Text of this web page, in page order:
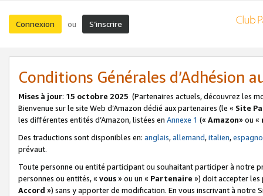
Connexion ou S’inscrire
Conditions Générales d’Adhésion
Mises à jour: 15 octobre 2025 (Partenaires actuels, découvrez les
Bienvenue sur le site Web d’Amazon dédié aux partenaires (le « Site
les différentes entités d’Amazon, listées en Annexe 1 (« Amazon» ou «
Des traductions sont disponibles en: anglais,allemand,italien,
prévaut.
Toute personne ou entité participant ou souhaitant participer à notre
personnes ou entités, « vous» ou un « Partenaire ») doit accepter les
Accord ») sans y apporter de modification. En vous inscrivant à notre